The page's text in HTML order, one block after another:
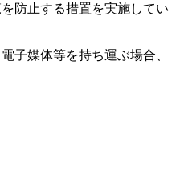
防止する措置を実施してい
子媒体等を持ち運ぶ場合、